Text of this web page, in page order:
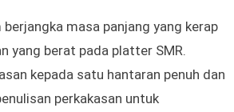
masa panjang yang kerap
yang berat pada platter SMR.
kepada satu hantaran penuh dan
perkakasan untuk